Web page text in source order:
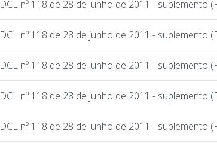
DCL nº 118 de 28 de junho de 2011 - suplemento
DCL nº 118 de 28 de junho de 2011 - suplemento
DCL nº 118 de 28 de junho de 2011 - suplemento
DCL nº 118 de 28 de junho de 2011 - suplemento
DCL nº 118 de 28 de junho de 2011 - suplemento